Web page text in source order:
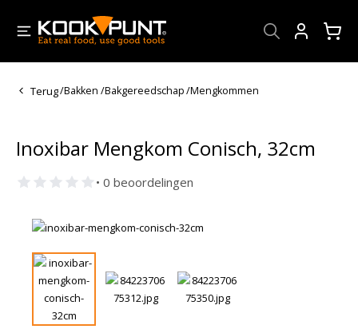
Terug/Bakken /Bakgereedschap/Mengkommen
Inoxibar Mengkom Conisch, 32cm
• 0 beoordelingen